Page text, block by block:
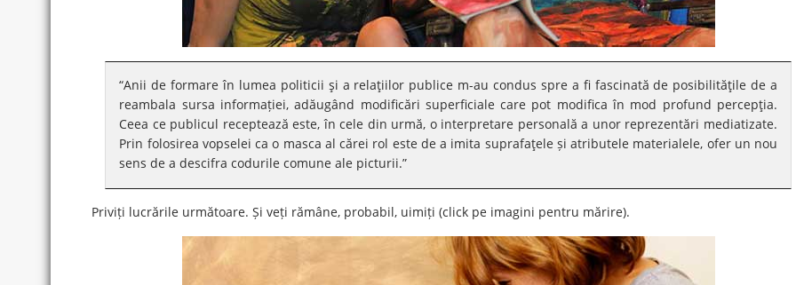
“Anii de formare în lumea politicii şi a relaţiilor publice m-au condus spre a fi fascinată de posibilităţile de a
reambala sursa informației, adăugând modificări superficiale care pot modifica în mod profund percepţia.
Ceea ce publicul receptează este, în cele din urmă, o interpretare personală a unor reprezentări mediatizate.
Prin folosirea vopselei ca o masca al cărei rol este de a imita suprafaţele și atributele materialele, ofer un nou
sens de a descifra codurile comune ale picturii.”
Priviți lucrările următoare. Și veți rămâne, probabil, uimiți (click pe imagini pentru mărire).